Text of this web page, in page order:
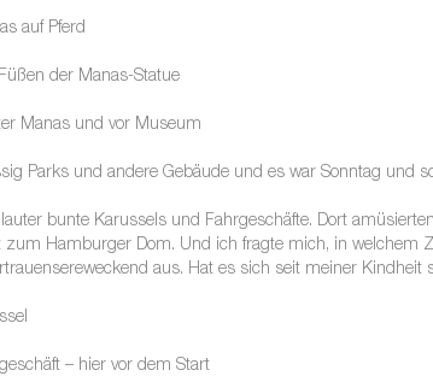
auf Pferd
der Manas-Statue
Manas und vor Museum
Parks und andere Gebäude und es war Sonntag und
bunte Karussels und Fahrgeschäfte. Dort
Hamburger Dom. Und ich fragte mich, in welchem
aus. Hat es sich seit meiner
– hier vor dem Start